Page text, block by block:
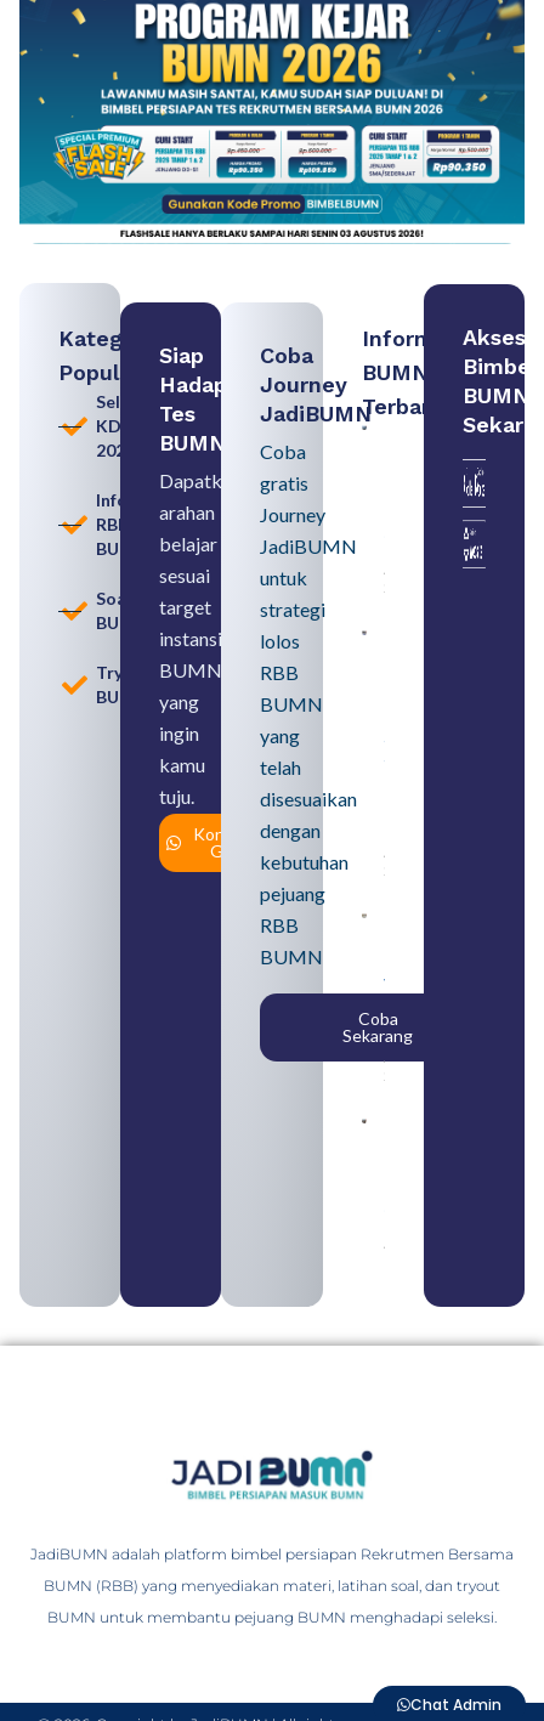
Kategori
Populer
Seleksi
KDKMP
2026
Informasi
RBB
BUMN
Soal
BUMN
Tryout
BUMN
Siap
Hadapi
Tes
BUMN
Dapatkan
arahan
belajar
sesuai
target
instansi
BUMN
yang
ingin
kamu
tuju.
Konsultasi
Gratis
Coba
Journey
JadiBUMN
Coba
gratis
Journey
JadiBUMN
untuk
strategi
lolos
RBB
BUMN
yang
telah
disesuaikan
dengan
kebutuhan
pejuang
RBB
BUMN
Coba
Sekarang
Informasi
BUMN
Terbaru:
Pengertian,
Perbedaan,
serta Jenis
August 6,
2026
SMA
Syarat,
August 5,
2026
yang
Tergabung
dalam
Himbara
August 4,
2026
August 3, 2026
Akses
Bimbel
BUMN
JadiBUMN adalah platform bimbel persiapan Rekrutmen Bersama
BUMN (RBB) yang menyediakan materi, latihan soal, dan tryout
BUMN untuk membantu pejuang BUMN menghadapi seleksi.
Chat Admin